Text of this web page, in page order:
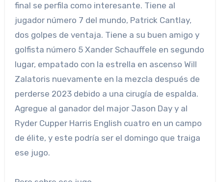
final se perfila como interesante. Tiene al
jugador número 7 del mundo, Patrick Cantlay,
dos golpes de ventaja. Tiene a su buen amigo y
golfista número 5 Xander Schauffele en segundo
lugar, empatado con la estrella en ascenso Will
Zalatoris nuevamente en la mezcla después de
perderse 2023 debido a una cirugía de espalda.
Agregue al ganador del major Jason Day y al
Ryder Cupper Harris English cuatro en un campo
de élite, y este podría ser el domingo que traiga
ese jugo.